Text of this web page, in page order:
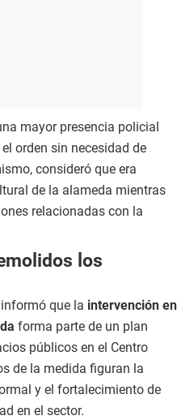
mayor presencia policial
orden sin necesidad de
consideró que era
de la alameda mientras
relacionadas con la
los
informó que la intervención en
forma parte de un plan
públicos en el Centro
de la medida figuran la
y el fortalecimiento de
en el sector.